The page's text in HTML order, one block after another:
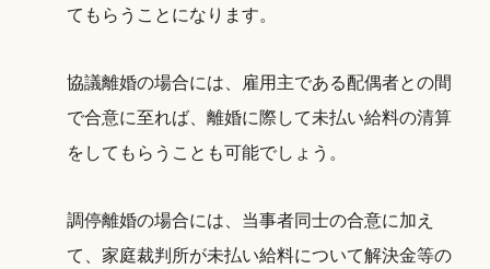
てもらうことになります。
協議離婚の場合には、雇用主である配偶者との間
で合意に至れば、離婚に際して未払い給料の清算
をしてもらうことも可能でしょう。
調停離婚の場合には、当事者同士の合意に加え
て、家庭裁判所が未払い給料について解決金等の